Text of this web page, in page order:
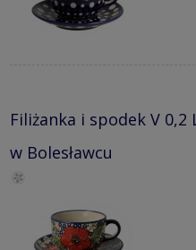
Filiżanka i spodek V
w Bolesławcu